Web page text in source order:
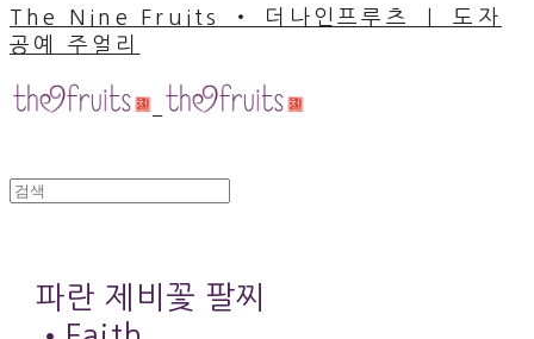
The Nine Fruits ‧ 더나인프루츠 ｜ 도자
공예 주얼리
파란 제비꽃 팔찌